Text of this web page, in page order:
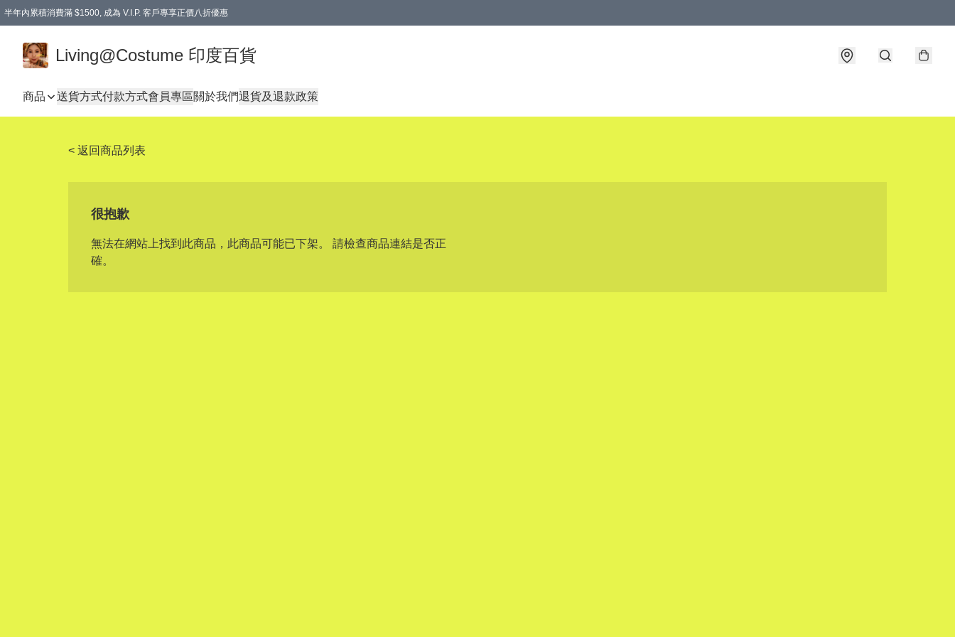
半年內累積消費滿 $1500, 成為 V.I.P. 客戶專享正價八折優惠
Living@Costume 印度百貨
商品 送貨方式付款方式會員專區關於我們退貨及退款政策
< 返回商品列表
很抱歉
無法在網站上找到此商品，此商品可能已下架。 請檢查商品連結是否正
確。